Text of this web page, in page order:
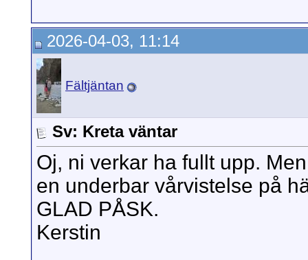
2026-04-03, 11:14
Fältjäntan
Sv: Kreta väntar
Oj, ni verkar ha fullt upp.
en underbar vårvistelse på
GLAD PÅSK.
Kerstin